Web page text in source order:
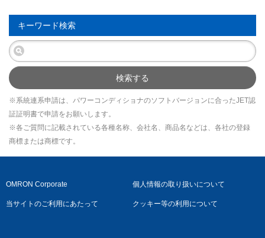
キーワード検索
検索する
※系統連系申請は、パワーコンディショナのソフトバージョンに合ったJET認
証証明書で申請をお願いします。
※各ご質問に記載されている各種名称、会社名、商品名などは、各社の登録
商標または商標です。
OMRON Corporate 個人情報の取り扱いについて
当サイトのご利用にあたって クッキー等の利用について